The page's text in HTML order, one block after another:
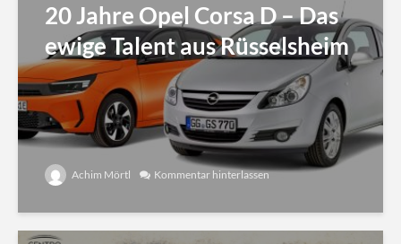
20 Jahre Opel Corsa D – Das
ewige Talent aus Rüsselsheim
Achim Mörtl Kommentar hinterlassen